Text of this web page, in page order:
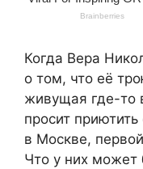
Когда Вера
о том, что её
живущая где-то
просит
в Москве,
Что у них может